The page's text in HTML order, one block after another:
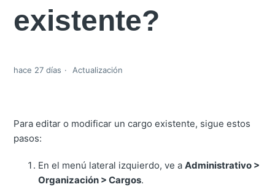
existente?
hace 27 días Actualización
Para editar o modificar un cargo existente, sigue estos
pasos:
En el menú lateral izquierdo, ve aAdministrativo >
Organización > Cargos.